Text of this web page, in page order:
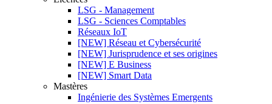
LSG - Management
LSG - Sciences Comptables
Réseaux IoT
[NEW] Réseau et Cybersécurité
[NEW] Jurisprudence et ses origines
[NEW] E Business
[NEW] Smart Data
Mastères
Ingénierie des Systèmes Emergents